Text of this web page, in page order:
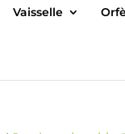
Vaisselle